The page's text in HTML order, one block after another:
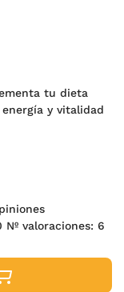
tu dieta
y vitalidad
Nº valoraciones:6